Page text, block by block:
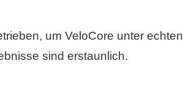
um VeloCore unter echten
sind erstaunlich.